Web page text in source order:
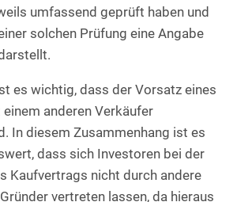
umfassend geprüft haben und
solchen Prüfung eine Angabe
es wichtig, dass der Vorsatz eines
anderen Verkäufer
In diesem Zusammenhang ist es
dass sich Investoren bei der
Kaufvertrags nicht durch andere
vertreten lassen, da hieraus